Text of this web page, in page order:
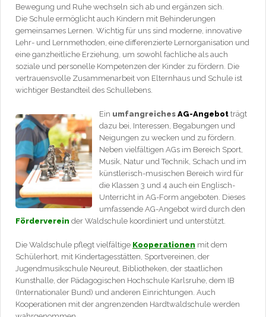
Bewegung und Ruhe wechseln sich ab und ergänzen sich.
Die Schule ermöglicht auch Kindern mit Behinderungen
gemeinsames Lernen. Wichtig für uns sind moderne, innovative
Lehr- und Lernmethoden, eine differenzierte Lernorganisation und
eine ganzheitliche Erziehung, um sowohl fachliche als auch
soziale und personelle Kompetenzen der Kinder zu fördern. Die
vertrauensvolle Zusammenarbeit von Elternhaus und Schule ist
wichtiger Bestandteil des Schullebens.
Ein umfangreiches AG-Angebot trägt
dazu bei, Interessen, Begabungen und
Neigungen zu wecken und zu fördern.
Neben vielfältigen AGs im Bereich Sport,
Musik, Natur und Technik, Schach und im
künstlerisch-musischen Bereich wird für
die Klassen 3 und 4 auch ein Englisch-
Unterricht in AG-Form angeboten. Dieses
umfassende AG-Angebot wird durch den
Förderverein der Waldschule koordiniert und unterstützt.
Die Waldschule pflegt vielfältige Kooperationen mit dem
Schülerhort, mit Kindertagesstätten, Sportvereinen, der
Jugendmusikschule Neureut, Bibliotheken, der staatlichen
Kunsthalle, der Pädagogischen Hochschule Karlsruhe, dem IB
(Internationaler Bund) und anderen Einrichtungen. Auch
Kooperationen mit der angrenzenden Hardtwaldschule werden